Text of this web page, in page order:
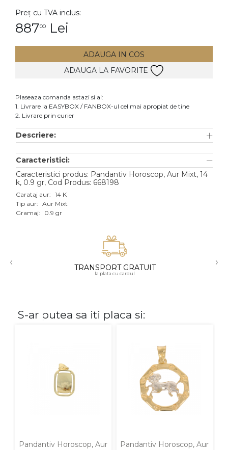
Inele
Cercei
Bratari
Lanturi
Pandantive
Accesorii
Aur galben
Aur alb
Aur roz
Preț cu TVA inclus:
88700 Lei
ADAUGA IN COS
ADAUGA LA FAVORITE
Plaseaza comanda astazi si ai:
1. Livrare la EASYBOX / FANBOX-ul cel mai apropiat de tine
2. Livrare prin curier
Descriere:
Caracteristici:
Caracteristici produs: Pandantiv Horoscop, Aur Mixt, 14
k, 0.9 gr, Cod Produs: 668198
Carataj aur: 14 K
Tip aur: Aur Mixt
Gramaj:
0.9 gr
‹ TRANSPORT GRATUIT
la plata cu cardul
›
S-ar putea sa iti placa si:
Pandantiv Horoscop, Aur
Pandantiv Horoscop, Aur